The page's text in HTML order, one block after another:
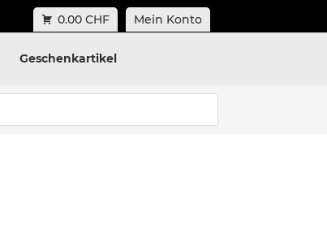
0.00 CHF Mein Konto
Geschenkartikel